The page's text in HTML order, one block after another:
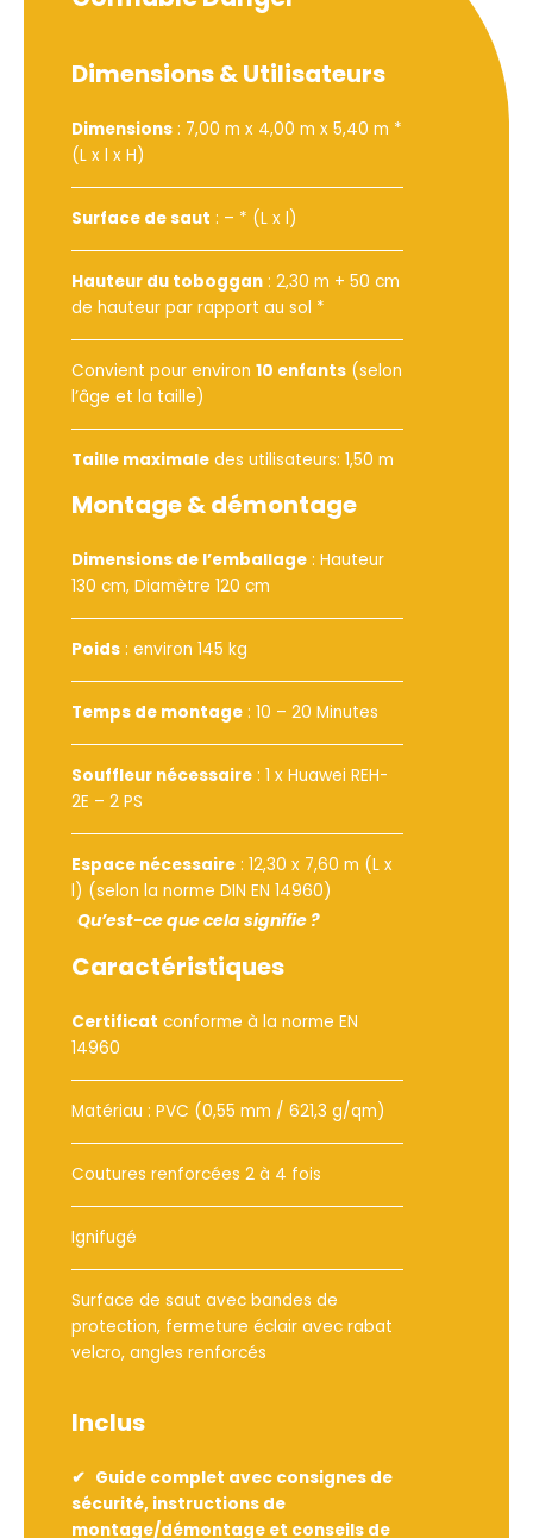
Dimensions & Utilisateurs
Dimensions : 7,00 m x 4,00 m x 5,40 m *
(L x l x H)
Surface de saut : – * (L x l)
Hauteur du toboggan : 2,30 m + 50 cm
de hauteur par rapport au sol *
Convient pour environ 10 enfants (selon
l’âge et la taille)
Taille maximale des utilisateurs: 1,50 m
Montage & démontage
Dimensions de l’emballage : Hauteur
130 cm, Diamètre 120 cm
Poids : environ 145 kg
Temps de montage : 10 – 20 Minutes
Souffleur nécessaire : 1 x Huawei REH-
2E – 2 PS
Espace nécessaire : 12,30 x 7,60 m (L x
l) (selon la norme DIN EN 14960)
Qu’est-ce que cela signifie ?
Caractéristiques
Certificat conforme à la norme EN
14960
Matériau : PVC (0,55 mm / 621,3 g/qm)
Coutures renforcées 2 à 4 fois
Ignifugé
Surface de saut avec bandes de
protection, fermeture éclair avec rabat
velcro, angles renforcés
Inclus
Guide complet avec consignes de
sécurité, instructions de
montage/démontage et conseils de